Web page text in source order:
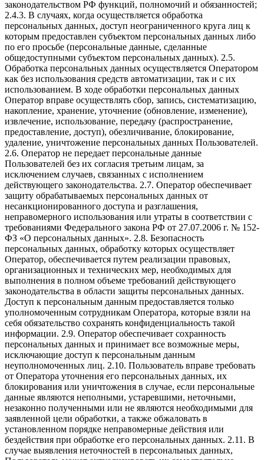
законодательством РФ функций, полномочий и обязанностей;
2.4.3. В случаях, когда осуществляется обработка
персональных данных, доступ неограниченного круга лиц к
которым предоставлен субъектом персональных данных либо
по его просьбе (персональные данные, сделанные
общедоступными субъектом персональных данных). 2.5.
Обработка персональных данных осуществляется Оператором
как без использования средств автоматизации, так и с их
использованием. В ходе обработки персональных данных
Оператор вправе осуществлять сбор, запись, систематизацию,
накопление, хранение, уточнение (обновление, изменение),
извлечение, использование, передачу (распространение,
предоставление, доступ), обезличивание, блокирование,
удаление, уничтожение персональных данных Пользователей.
2.6. Оператор не передает персональные данные
Пользователей без их согласия третьим лицам, за
исключением случаев, связанных с исполнением
действующего законодательства. 2.7. Оператор обеспечивает
защиту обрабатываемых персональных данных от
несанкционированного доступа и разглашения,
неправомерного использования или утраты в соответствии с
требованиями Федерального закона РФ от 27.07.2006 г. № 152-
ФЗ «О персональных данных». 2.8. Безопасность
персональных данных, обработку которых осуществляет
Оператор, обеспечивается путем реализации правовых,
организационных и технических мер, необходимых для
выполнения в полном объеме требований действующего
законодательства в области защиты персональных данных.
Доступ к персональным данным предоставляется только
уполномоченным сотрудникам Оператора, которые взяли на
себя обязательство сохранять конфиденциальность такой
информации. 2.9. Оператор обеспечивает сохранность
персональных данных и принимает все возможные меры,
исключающие доступ к персональным данным
неуполномоченных лиц. 2.10. Пользователь вправе требовать
от Оператора уточнения его персональных данных, их
блокирования или уничтожения в случае, если персональные
данные являются неполными, устаревшими, неточными,
незаконно полученными или не являются необходимыми для
заявленной цели обработки, а также обжаловать в
установленном порядке неправомерные действия или
бездействия при обработке его персональных данных. 2.11. В
случае выявления неточностей в персональных данных,